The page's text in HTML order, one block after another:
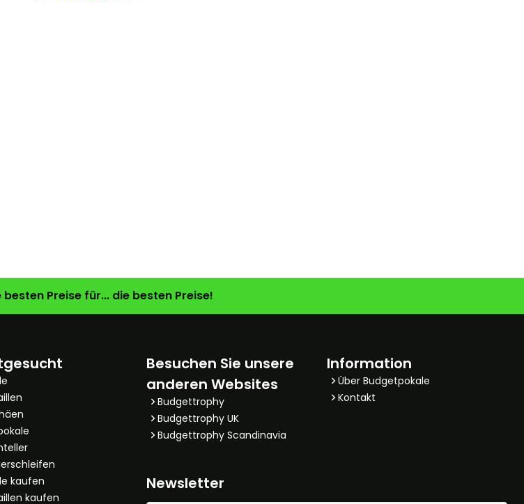
Preise für... die besten Preise!
kaufen
kaufen
Besuchen Sie unsere
anderen Websites
Budgettrophy
Budgettrophy UK
Budgettrophy Scandinavia
Information
Über Budgetpokale
Kontakt
Newsletter